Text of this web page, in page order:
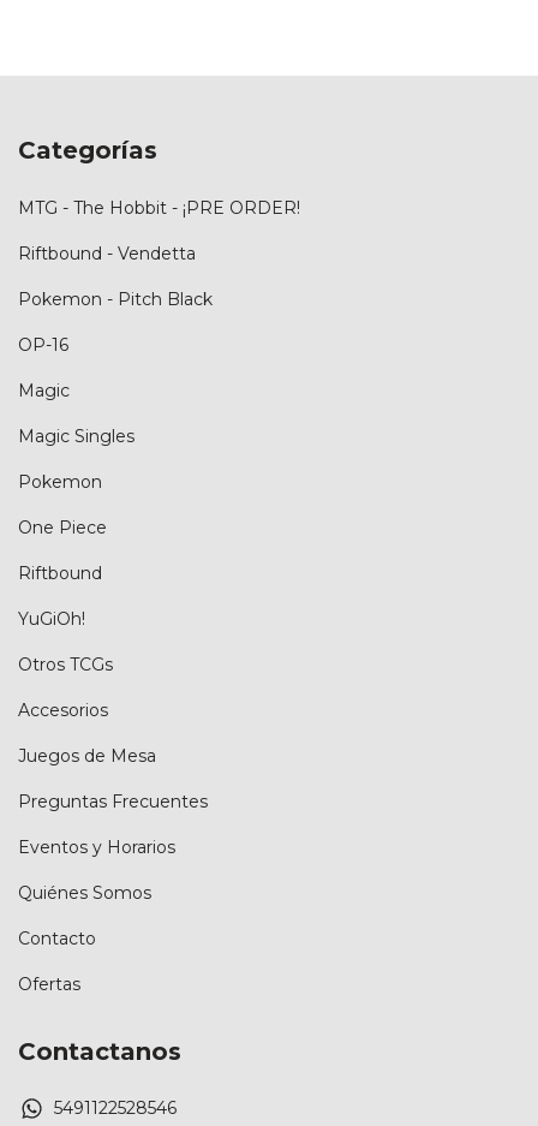
Categorías
MTG - The Hobbit - ¡PRE ORDER!
Riftbound - Vendetta
Pokemon - Pitch Black
OP-16
Magic
Magic Singles
Pokemon
One Piece
Riftbound
YuGiOh!
Otros TCGs
Accesorios
Juegos de Mesa
Preguntas Frecuentes
Eventos y Horarios
Quiénes Somos
Contacto
Ofertas
Contactanos
5491122528546